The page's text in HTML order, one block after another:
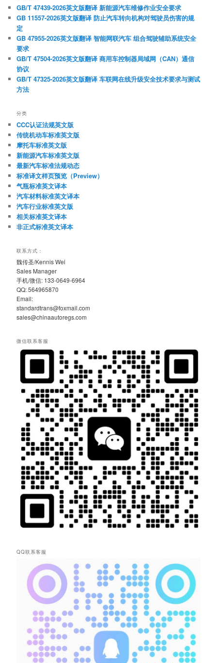
GB/T 47439-2026英文版翻译 新能源汽车维修作业安全要求
GB 11557-2026英文版翻译 防止汽车转向机构对驾驶员伤害的规
定
GB 47955-2026英文版翻译 智能网联汽车 组合驾驶辅助系统安全
要求
GB/T 47504-2026英文版翻译 商用车控制器局域网（CAN）通信
协议
GB/T 47325-2026英文版翻译 车联网在线升级安全技术要求与测试
方法
分类
CCC认证法规英文版
传统机动车标准英文版
摩托车标准英文版
新能源汽车标准英文版
最新汽车标准法规动态
标准译文样页预览（Preview）
气瓶标准英文译本
汽车材料标准英文译本
汽车行业标准英文版
相关标准英文译本
非正式标准英文译本
联系方式：
魏传圣/Kennis Wei
Sales Manager
手机/微信: 133-0649-6964
QQ: 564965870
Email:
standardtrans@foxmail.com
sales@chinaautoregs.com
微信联系客服
QQ联系客服